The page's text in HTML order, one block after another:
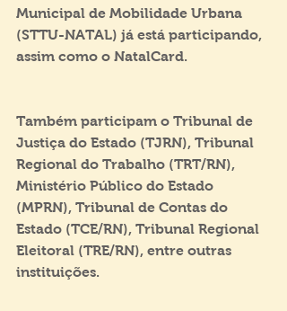
Municipal de Mobilidade Urbana
(STTU-NATAL) já está participando,
assim como o NatalCard.
Também participam o Tribunal de
Justiça do Estado (TJRN), Tribunal
Regional do Trabalho (TRT/RN),
Ministério Público do Estado
(MPRN), Tribunal de Contas do
Estado (TCE/RN), Tribunal Regional
Eleitoral (TRE/RN), entre outras
instituições.